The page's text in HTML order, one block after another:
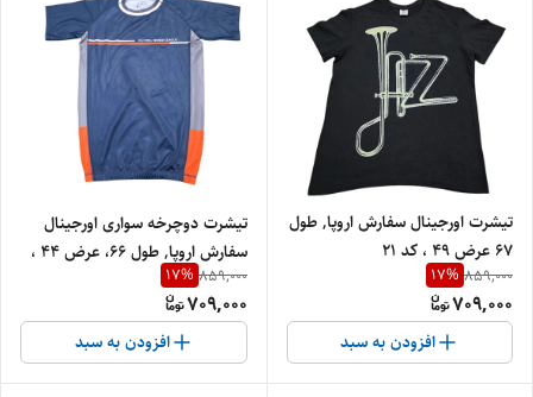
تیشرت اورجینال سفارش اروپا, طول
۶۷ عرض ۴۹ ، کد 21
859,000
17%
709,000
افزودن به سبد
تیشرت دوچرخه سواری اورجینال
سفارش اروپا, طول ۶۶، عرض ۴۴ ،
کد 59
859,000
17%
709,000
افزودن به سبد